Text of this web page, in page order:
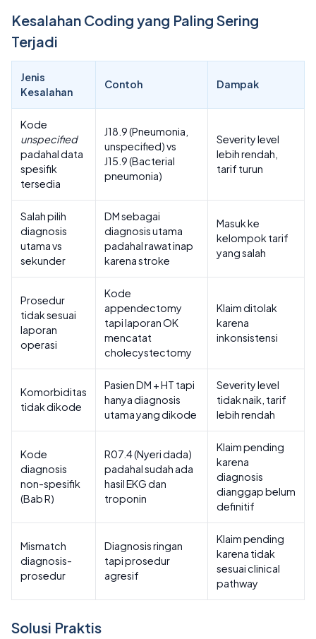
Kesalahan Coding yang Paling Sering
Terjadi
Jenis
Kesalahan
Contoh Dampak
Kode
unspecified
padahal data
spesifik
tersedia
J18.9 (Pneumonia,
unspecified) vs
J15.9 (Bacterial
pneumonia)
Severity level
lebih rendah,
tarif turun
Salah pilih
diagnosis
utama vs
sekunder
DM sebagai
diagnosis utama
padahal rawat inap
karena stroke
Masuk ke
kelompok tarif
yang salah
Prosedur
tidak sesuai
laporan
operasi
Kode
appendectomy
tapi laporan OK
mencatat
cholecystectomy
Klaim ditolak
karena
inkonsistensi
Komorbiditas
tidak dikode
Pasien DM + HT tapi
hanya diagnosis
utama yang dikode
Severity level
tidak naik, tarif
lebih rendah
Kode
diagnosis
non-spesifik
(Bab R)
R07.4 (Nyeri dada)
padahal sudah ada
hasil EKG dan
troponin
Klaim pending
karena
diagnosis
dianggap belum
definitif
Mismatch
diagnosis-
prosedur
Diagnosis ringan
tapi prosedur
agresif
Klaim pending
karena tidak
sesuai clinical
pathway
Solusi Praktis